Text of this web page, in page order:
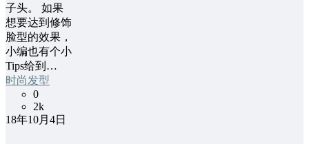
子头。 如果
想要达到修饰
脸型的效果，
小编也有个小
Tips给到…
时尚发型
0
2k
18年10月4日